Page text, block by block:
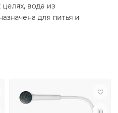
вода из
для питья и